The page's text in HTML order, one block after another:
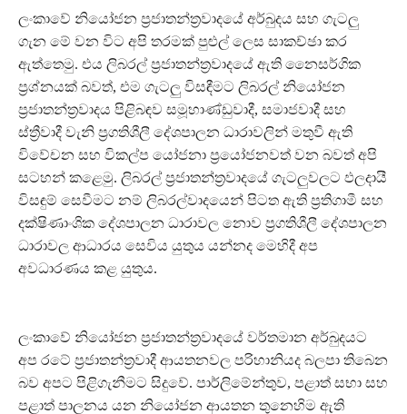
ලංකාවේ නියෝජන ප්‍රජාතන්ත්‍රවාදයේ අර්බුදය සහ ගැටලු
ගැන මේ වන විට අපි තරමක් පුළුල් ලෙස සාකච්ඡා කර
ඇත්තෙමු. එය ලිබරල් ප්‍රජාතන්ත්‍රවාදයේ ඇති නෛසර්ගික
ප්‍රශ්නයක් බවත්, එම ගැටලු විසඳීමට ලිබරල් නියෝජන
ප්‍රජාතන්ත්‍රවාදය පිළිබඳව සමූහාණ්ඩුවාදී, සමාජවාදී සහ
ස්ත්‍රීවාදී වැනි ප්‍රගතිශීලී දේශපාලන ධාරාවලින් මතුවී ඇති
විවේචන සහ විකල්ප යෝජනා ප්‍රයෝජනවත් වන බවත් අපි
සටහන් කළෙමු. ලිබරල් ප්‍රජාතන්ත්‍රවාදයේ ගැටලුවලට ඵලදායී
විසඳුම් සෙවීමට නම් ලිබරල්වාදයෙන් පිටත ඇති ප්‍රතිගාමී සහ
දක්ෂිණාංශික දේශපාලන ධාරාවල නොව ප්‍රගතිශීලී දේශපාලන
ධාරාවල ආධාරය සෙවිය යුතුය යන්නද මෙහිදී අප
අවධාරණය කළ යුතුය.
ලංකාවේ නියෝජන ප්‍රජාතන්ත්‍රවාදයේ වර්තමාන අර්බුදයට
අප රටේ ප්‍රජාතන්ත්‍රවාදී ආයතනවල පරිහානියද බලපා තිබෙන
බව අපට පිළිගැනීමට සිදුවේ. පාර්ලිමේන්තුව, පළාත් සභා සහ
පළාත් පාලනය යන නියෝජන ආයතන තුනෙහිම ඇති